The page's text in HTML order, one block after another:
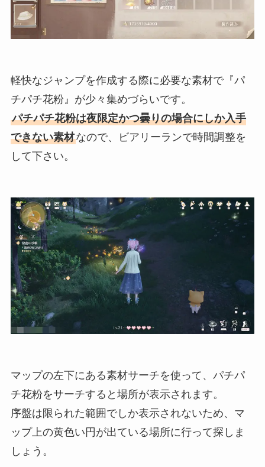
軽快なジャンプを作成する際に必要な素材で『パ
チパチ花粉』が少々集めづらいです。
パチパチ花粉は夜限定かつ曇りの場合にしか入手
できない素材なので、ビアリーランで時間調整を
して下さい。
マップの左下にある素材サーチを使って、パチパ
チ花粉をサーチすると場所が表示されます。
序盤は限られた範囲でしか表示されないため、マ
ップ上の黄色い円が出ている場所に行って探しま
しょう。